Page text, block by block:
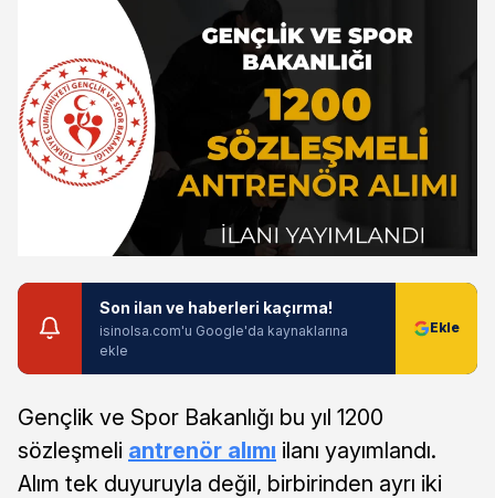
Son ilan ve haberleri kaçırma!
isinolsa.com'u Google'da kaynaklarına
ekle
Gençlik ve Spor Bakanlığı bu yıl 1200
sözleşmeli antrenör alımı ilanı yayımlandı.
Alım tek duyuruyla değil, birbirinden ayrı iki